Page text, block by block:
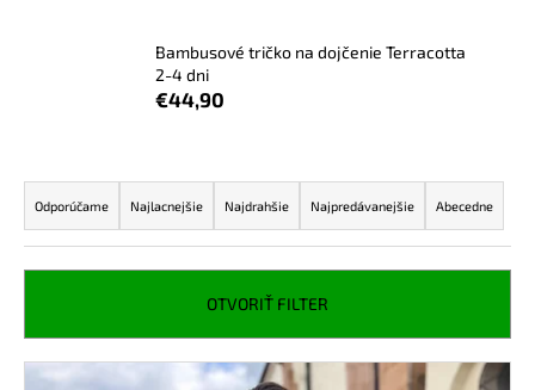
Bambusové tričko na dojčenie Terracotta
2-4 dni
€44,90
R
a
d
e
i
e
Odporúčame Najlacnejšie Najdrahšie Najpredávanejšie Abecedne
OTVORIŤ FILTER
V
O
d
r
ú